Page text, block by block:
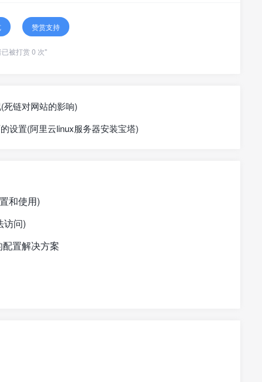
赞赏支持
已被打赏 0 次"
死链对网站的影响)
设置(阿里云linux服务器安装宝塔)
和使用)
访问)
置解决方案